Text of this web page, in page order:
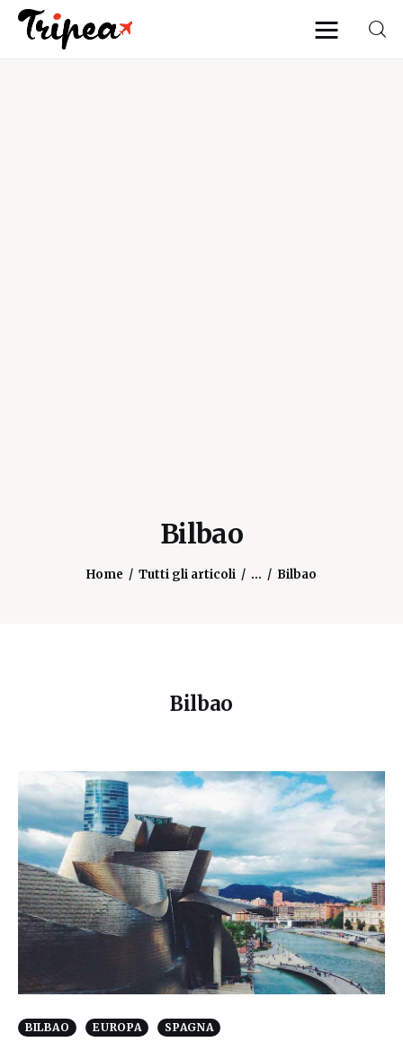
Bilbao
Home Tutti gli articoli ... Bilbao
Bilbao
BILBAO EUROPA SPAGNA